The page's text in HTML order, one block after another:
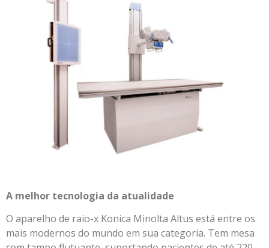
A melhor tecnologia da atualidade
O aparelho de raio-x Konica Minolta Altus está entre os
mais modernos do mundo em sua categoria. Tem mesa